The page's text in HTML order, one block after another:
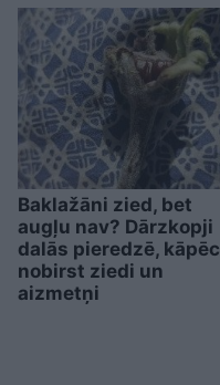
Baklažāni zied, bet
augļu nav? Dārzkopji
dalās pieredzē, kāpēc
nobirst ziedi un
aizmetņi